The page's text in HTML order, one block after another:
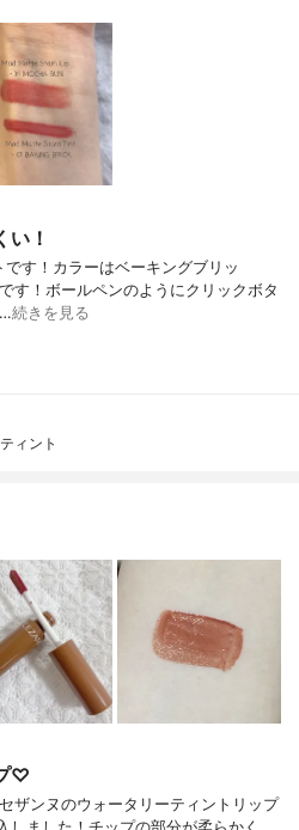
い！
す！ カラーはベーキングブリッ
す！ ボールペンのようにクリックボタ
続きを見る
ィント
♡
ザンヌのウォータリーティントリップ